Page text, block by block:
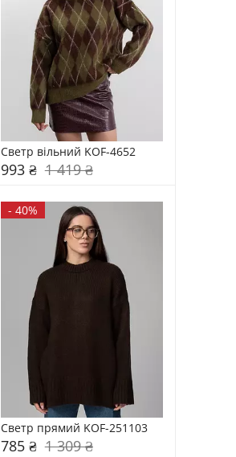
Светр вільний KOF-4652
993 ₴ 1 419 ₴
- 40%
Светр прямий KOF-251103
785 ₴ 1 309 ₴